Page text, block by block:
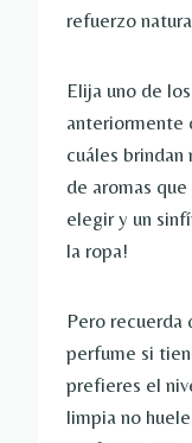
refuerzo
Elija uno de
anteriormente
cuáles
de aromas
elegir y un
la ropa!
Pero recuerda
perfume si
prefieres el
limpia no